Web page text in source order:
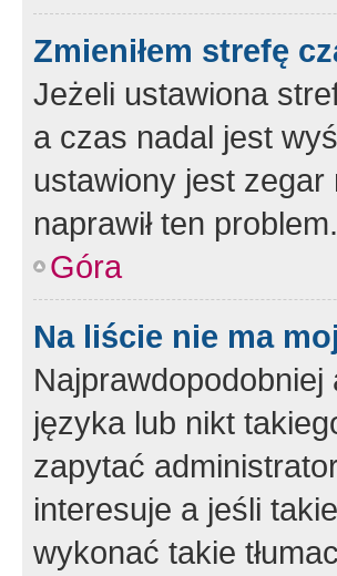
Zmieniłem strefę
Jeżeli ustawiona
a czas nadal jest
ustawiony jest
naprawił ten problem.
Góra
Na liście nie ma
Najprawdopodobniej
języka lub nikt
zapytać
interesuje a jeśli
wykonać takie